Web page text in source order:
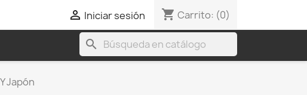
 Iniciar sesión shopping_cart Carrito: (0)
search
Japón